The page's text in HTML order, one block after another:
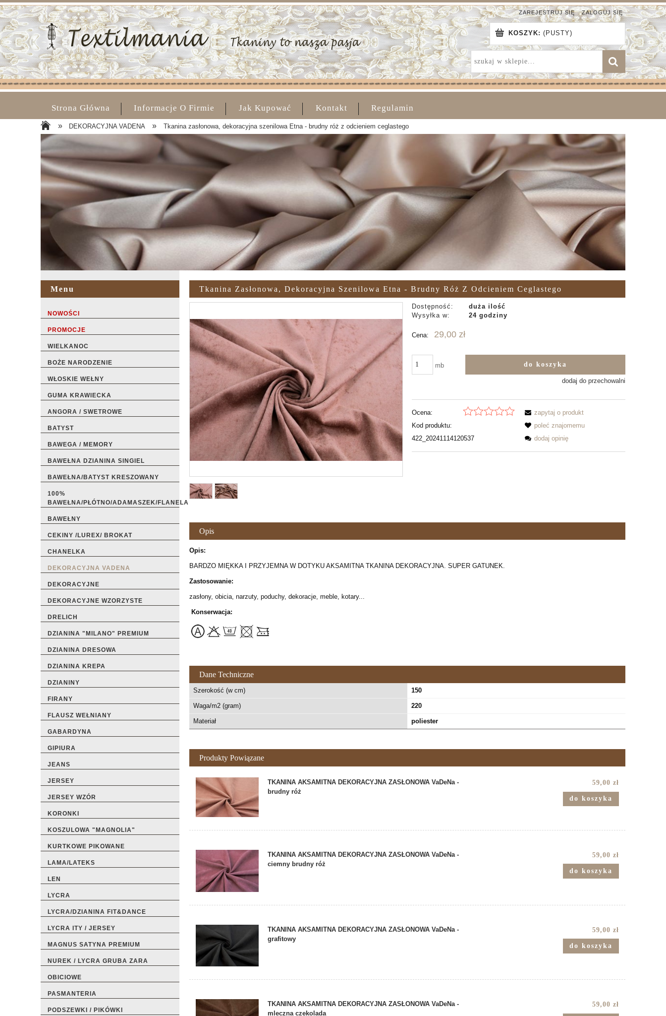
ZAREJESTRUJ SIĘ ZALOGUJ SIĘ
KOSZYK: (PUSTY)
Strona Główna Informacje O Firmie Jak Kupować Kontakt Regulamin
» DEKORACYJNA VADENA » Tkanina zasłonowa, dekoracyjna szenilowa Etna - brudny róż z odcieniem ceglastego
Menu
NOWOŚCI
PROMOCJE
WIELKANOC
BOŻE NARODZENIE
WŁOSKIE WEŁNY
GUMA KRAWIECKA
ANGORA / SWETROWE
BATYST
BAWEGA / MEMORY
BAWEŁNA DZIANINA SINGIEL
BAWEŁNA/BATYST KRESZOWANY
100%
BAWEŁNA/PŁÓTNO/ADAMASZEK/FLANELA
BAWEŁNY
CEKINY /LUREX/ BROKAT
CHANELKA
DEKORACYJNA VADENA
DEKORACYJNE
DEKORACYJNE WZORZYSTE
DRELICH
DZIANINA "MILANO" PREMIUM
DZIANINA DRESOWA
DZIANINA KREPA
DZIANINY
FIRANY
FLAUSZ WEŁNIANY
GABARDYNA
GIPIURA
JEANS
JERSEY
JERSEY WZÓR
KORONKI
KOSZULOWA "MAGNOLIA"
KURTKOWE PIKOWANE
LAMA/LATEKS
LEN
LYCRA
LYCRA/DZIANINA FIT&DANCE
LYCRA ITY / JERSEY
MAGNUS SATYNA PREMIUM
NUREK / LYCRA GRUBA ZARA
OBICIOWE
PASMANTERIA
PODSZEWKI / PIKÓWKI
Tkanina Zasłonowa, Dekoracyjna Szenilowa Etna - Brudny Róż Z Odcieniem Ceglastego
Dostępność:
duża ilość
Wysyłka w:
24 godziny
Cena: 29,00 zł
mb do koszyka
dodaj do przechowalni
Ocena:
Kod produktu:
422_20241114120537
zapytaj o produkt
poleć znajomemu
dodaj opinię
Opis
Opis:
BARDZO MIĘKKA I PRZYJEMNA W DOTYKU AKSAMITNA TKANINA DEKORACYJNA. SUPER GATUNEK.
Zastosowanie:
zasłony, obicia, narzuty, poduchy, dekoracje, meble, kotary...
Konserwacja:
Dane Techniczne
Szerokość (w cm) 150
Waga/m2 (gram) 220
Materiał poliester
Produkty Powiązane
TKANINA AKSAMITNA DEKORACYJNA ZASŁONOWA VaDeNa -
brudny róż
59,00 zł
do koszyka
TKANINA AKSAMITNA DEKORACYJNA ZASŁONOWA VaDeNa -
ciemny brudny róż
59,00 zł
do koszyka
TKANINA AKSAMITNA DEKORACYJNA ZASŁONOWA VaDeNa -
grafitowy
59,00 zł
do koszyka
TKANINA AKSAMITNA DEKORACYJNA ZASŁONOWA VaDeNa -
mleczna czekolada
59,00 zł